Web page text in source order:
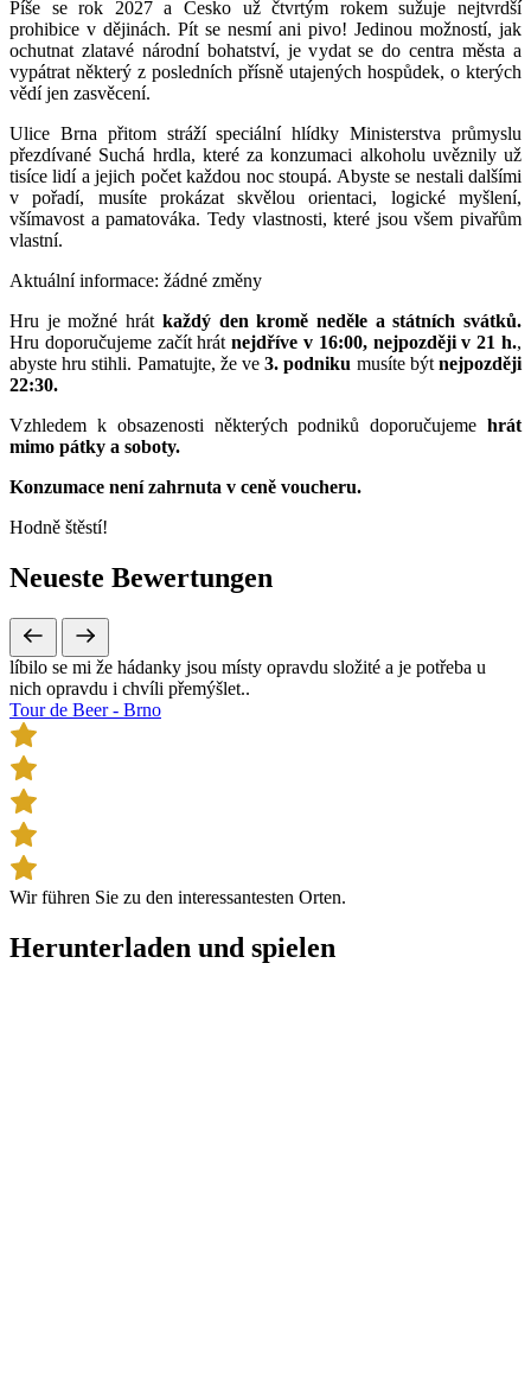
Píše se rok 2027 a Česko už čtvrtým rokem sužuje nejtvrdší
prohibice v dějinách. Pít se nesmí ani pivo! Jedinou možností, jak
ochutnat zlatavé národní bohatství, je vydat se do centra města a
vypátrat některý z posledních přísně utajených hospůdek, o kterých
vědí jen zasvěcení.
Ulice Brna přitom stráží speciální hlídky Ministerstva průmyslu
přezdívané Suchá hrdla, které za konzumaci alkoholu uvěznily už
tisíce lidí a jejich počet každou noc stoupá. Abyste se nestali dalšími
v pořadí, musíte prokázat skvělou orientaci, logické myšlení,
všímavost a pamatováka. Tedy vlastnosti, které jsou všem pivařům
vlastní.
Aktuální informace: žádné změny
Hru je možné hrát každý den kromě neděle a státních svátků.
Hru doporučujeme začít hrátnejdříve v 16:00, nejpozději v 21 h.,
abyste hru stihli. Pamatujte, že ve3. podniku musíte býtnejpozději
22:30.
Vzhledem k obsazenosti některých podniků doporučujeme hrát
mimo pátky a soboty.
Konzumace není zahrnuta v ceně voucheru.
Hodně štěstí!
Neueste Bewertungen
líbilo se mi že hádanky jsou místy opravdu složité a je potřeba u
nich opravdu i chvíli přemýšlet..
Tour de Beer - Brno
Wir führen Sie zu den interessantesten Orten.
Herunterladen und spielen